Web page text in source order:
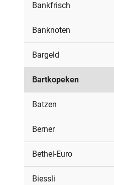
Bankfrisch
Banknoten
Bargeld
Bartkopeken
Batzen
Berner
Bethel-Euro
Biessli